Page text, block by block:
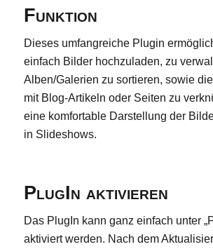
Funktion
Dieses umfangreiche Plugin
einfach Bilder hochzuladen, zu
Alben/Galerien zu sortieren, sowie
mit Blog-Artikeln oder Seiten zu
eine komfortable Darstellung der
in Slideshows.
PlugIn aktivieren
Das PlugIn kann ganz einfach unter
aktiviert werden. Nach dem